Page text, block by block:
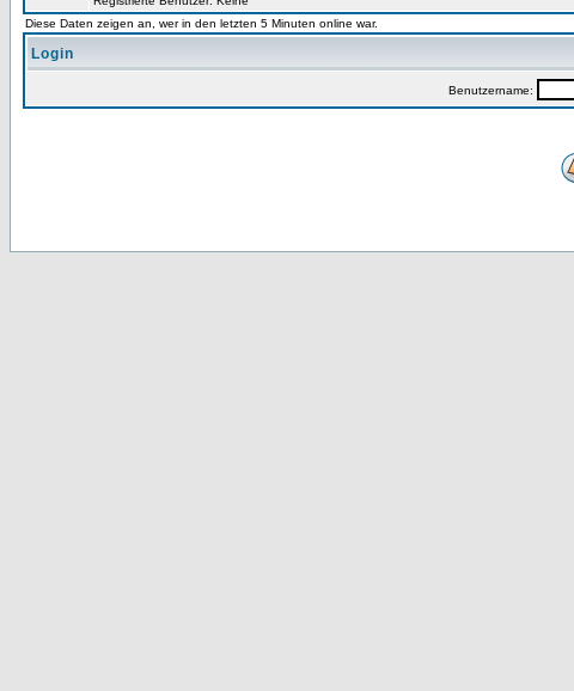
Diese Daten zeigen an, wer in den letzten 5 Minuten online war.
Login
Benutzername: